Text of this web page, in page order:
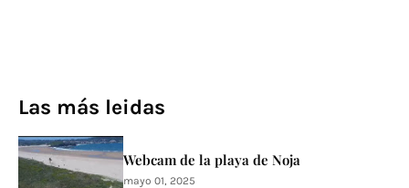
Las más leidas
Webcam de la playa de Noja
mayo 01, 2025